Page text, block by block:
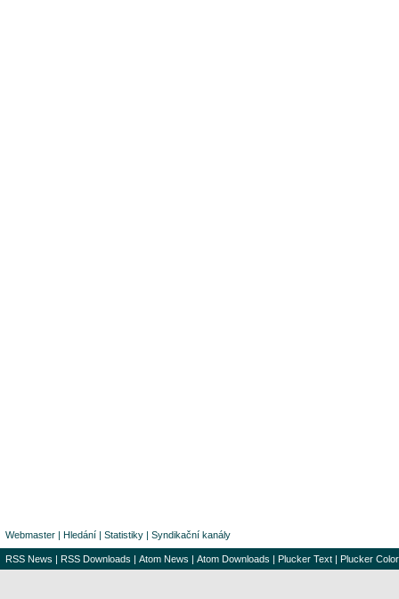
Webmaster | Hledání | Statistiky | Syndikační kanály
RSS News | RSS Downloads | Atom News | Atom Downloads | Plucker Text | Plucker Color